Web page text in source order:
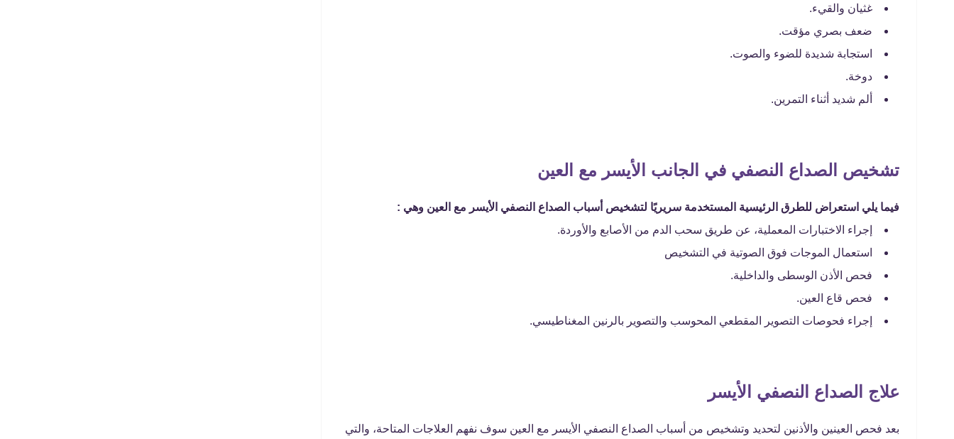
غثيان والقيء.
ضعف بصري مؤقت.
استجابة شديدة للضوء والصوت.
دوخة.
ألم شديد أثناء التمرين.
تشخيص الصداع النصفي في الجانب الأيسر مع العين
فيما يلي استعراض للطرق الرئيسية المستخدمة سريريًا لتشخيص أسباب الصداع النصفي الأيسر مع العين وهي :
إجراء الاختبارات المعملية، عن طريق سحب الدم من الأصابع والأوردة.
استعمال الموجات فوق الصوتية في التشخيص
فحص الأذن الوسطى والداخلية.
فحص قاع العين.
إجراء فحوصات التصوير المقطعي المحوسب والتصوير بالرنين المغناطيسي.
علاج الصداع النصفي الأيسر
بعد فحص العينين والأذنين لتحديد وتشخيص من أسباب الصداع النصفي الأيسر مع العين سوف نفهم العلاجات المتاحة، والتي